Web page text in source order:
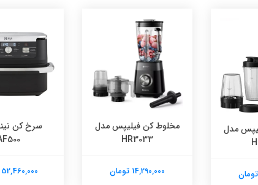
مدل
مخلوط کن فیلیپس مدل
HR3033
14,290,000 تومان
سرخ کن
52,460,000 تومان